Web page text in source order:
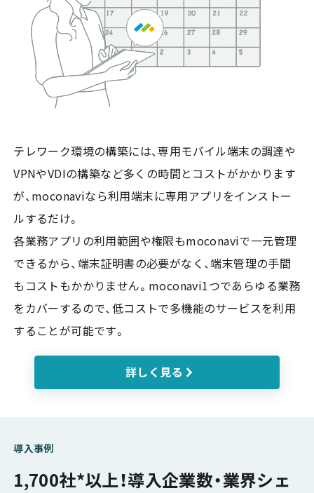
テレワーク環境の構築には、専用モバイル端末の調達や
VPNやVDIの構築など多くの時間とコストがかかります
が、moconaviなら利用端末に専用アプリをインストー
ルするだけ。
各業務アプリの利用範囲や権限もmoconaviで一元管理
できるから、端末証明書の必要がなく、端末管理の手間
もコストもかかりません。moconavi1つであらゆる業務
をカバーするので、低コストで多機能のサービスを利用
することが可能です。
詳しく見る
導入事例
1,700社*以上！導入企業数・業界シェ